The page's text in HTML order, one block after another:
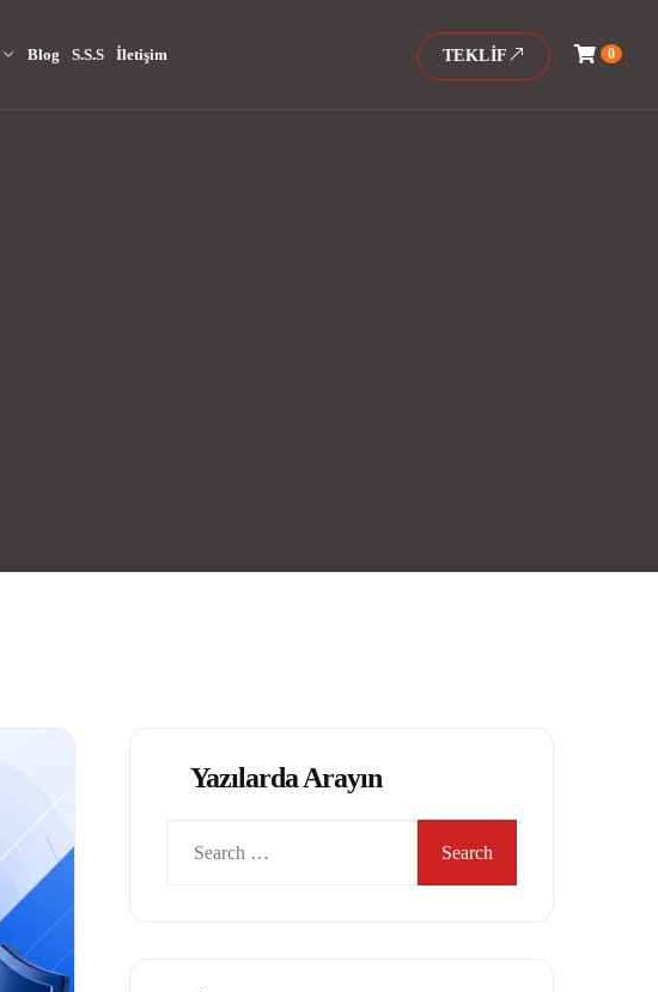
Blog S.S.S İletişim TEKLIF 0
Yazılarda Arayın